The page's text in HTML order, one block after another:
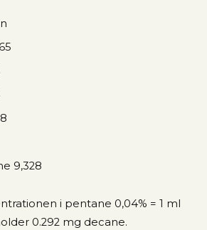
9,328
i pentane 0,04% = 1 ml
0.292 mg decane.